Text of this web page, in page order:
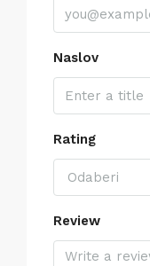
Naslov
Rating
Odaberi
Review